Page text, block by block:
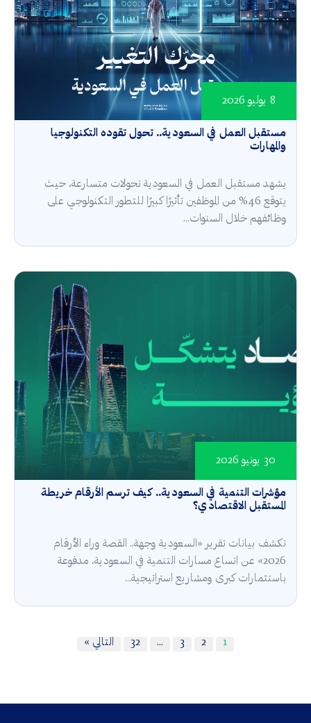
مستقبل العمل في السعودية.. تحول تقوده التكنولوجيا
والمهارات
8 يوليو 2026
يشهد مستقبل العمل في السعودية تحولات متسارعة، حيث
يتوقع 46% من الموظفين تأثيرًا كبيرًا للتطور التكنولوجي على
وظائفهم خلال السنوات...
مؤشرات التنمية في السعودية.. كيف ترسم الأرقام خريطة
المستقبل الاقتصادي؟
30 يونيو 2026
تكشف بيانات تقرير «السعودية وجهة.. القصة وراء الأرقام
2026» عن اتساع مسارات التنمية في السعودية، مدفوعة
باستثمارات كبرى ومشاريع استراتيجية...
1
2
3
…
32 التالي »